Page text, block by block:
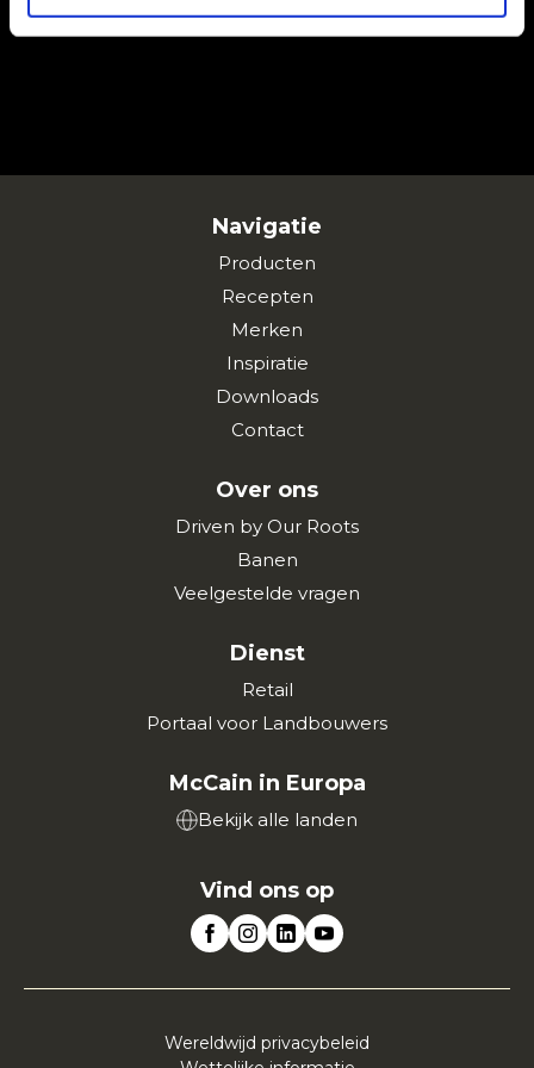
Navigatie
Producten
Recepten
Merken
Inspiratie
Downloads
Contact
Over ons
Driven by Our Roots
Banen
Veelgestelde vragen
Dienst
Retail
Portaal voor Landbouwers
McCain in Europa
Bekijk alle landen
Vind ons op
Wereldwijd privacybeleid